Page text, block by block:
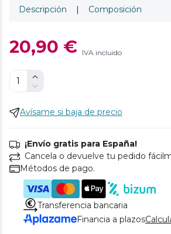
Descripción | Composición
20,90 € IVA incluido
Avísame si baja de precio
¡Envío gratis para España!
Cancela o devuelve tu pedido
Métodos de pago.
Transferencia bancaria
Financia a plazos